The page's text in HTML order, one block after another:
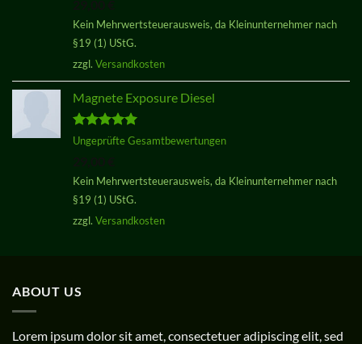
Kein Mehrwertsteuerausweis, da Kleinunternehmer nach
§19 (1) UStG.
zzgl. Versandkosten
Magnete Exposure Diesel
Bewertet
mit 5.00
Ungeprüfte Gesamtbewertungen
Kein Mehrwertsteuerausweis, da Kleinunternehmer nach
§19 (1) UStG.
zzgl. Versandkosten
ABOUT US
Lorem ipsum dolor sit amet, consectetuer adipiscing elit, sed